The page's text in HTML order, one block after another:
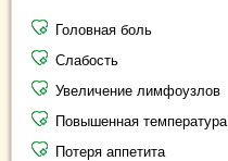
Головная боль
Слабость
Увеличение лимфоузлов
Повышенная температура
Потеря аппетита